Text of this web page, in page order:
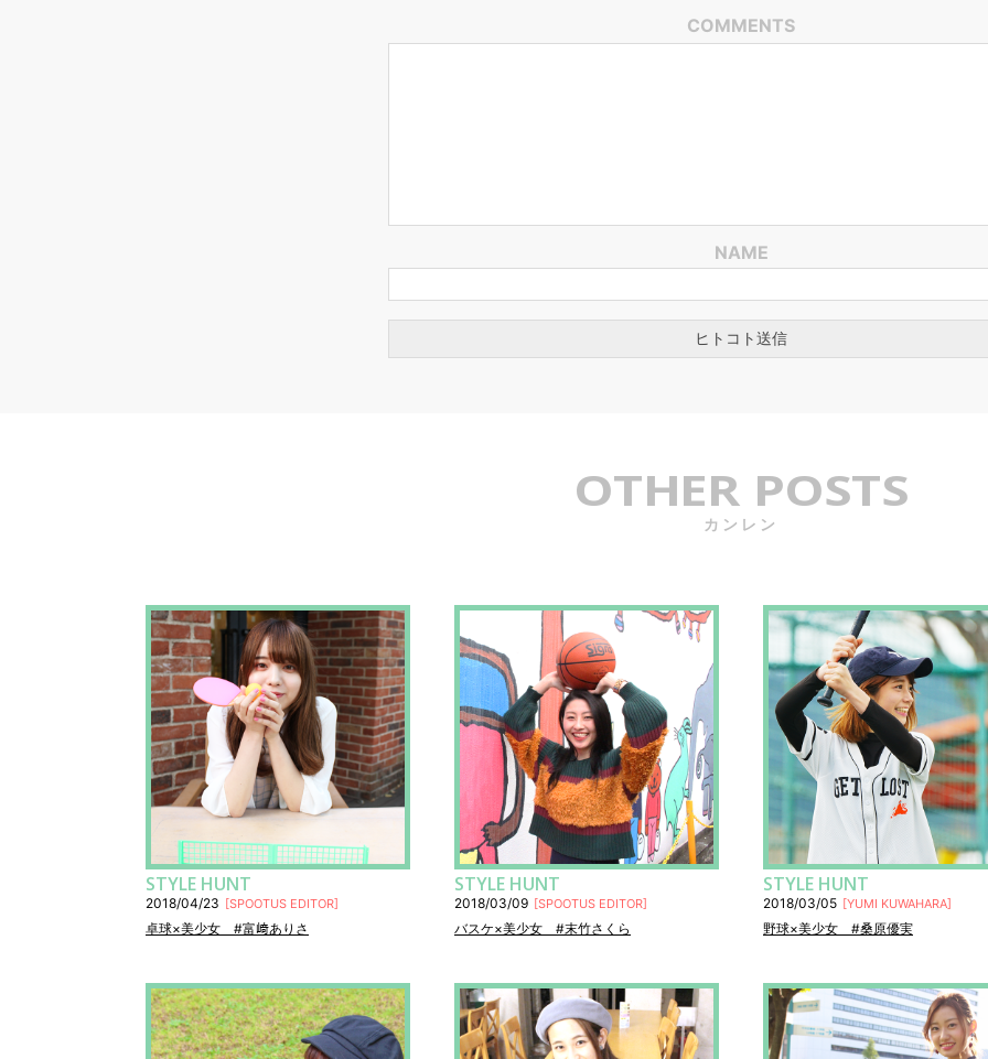
COMMENTS
NAME
OTHER POSTS
カンレン
STYLE HUNT
2018/04/23 [SPOOTUS EDITOR]
卓球×美少女 #富﨑ありさ
STYLE HUNT
2018/03/09 [SPOOTUS EDITOR]
バスケ×美少女 #末竹さくら
STYLE HUNT
2018/03/05 [YUMI KUWAHARA]
野球×美少女 #桑原優実